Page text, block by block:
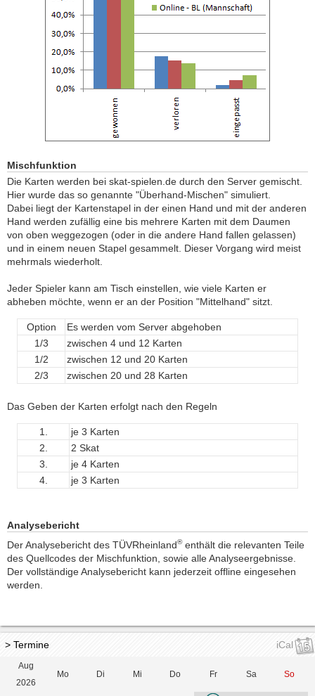
Mischfunktion
Die Karten werden bei skat-spielen.de durch den Server gemischt.
Hier wurde das so genannte "Überhand-Mischen" simuliert.
Dabei liegt der Kartenstapel in der einen Hand und mit der anderen
Hand werden zufällig eine bis mehrere Karten mit dem Daumen
von oben weggezogen (oder in die andere Hand fallen gelassen)
und in einem neuen Stapel gesammelt. Dieser Vorgang wird meist
mehrmals wiederholt.
Jeder Spieler kann am Tisch einstellen, wie viele Karten er
abheben möchte, wenn er an der Position "Mittelhand" sitzt.
Option
Es werden vom Server abgehoben
1/3
zwischen 4 und 12 Karten
1/2
zwischen 12 und 20 Karten
2/3
zwischen 20 und 28 Karten
Das Geben der Karten erfolgt nach den Regeln
1.
je 3 Karten
2.
2 Skat
3.
je 4 Karten
4.
je 3 Karten
Analysebericht
Der Analysebericht des TÜVRheinland®enthält die relevanten Teile
des Quellcodes der Mischfunktion, sowie alle Analyseergebnisse.
Der vollständige Analysebericht kann jederzeit offline eingesehen
werden.
> Termine iCal
Aug
2026
Mo Di Mi Do Fr Sa So